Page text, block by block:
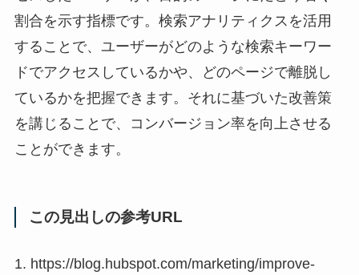
割合を示す指標です。検索アナリティクスを活用
することで、ユーザーがどのような検索キーワー
ドでアクセスしているかや、どのページで離脱し
ているかを把握できます。それに基づいた改善策
を講じることで、コンバージョン率を向上させる
ことができます。
この見出しの参考URL
1. https://blog.hubspot.com/marketing/improve-